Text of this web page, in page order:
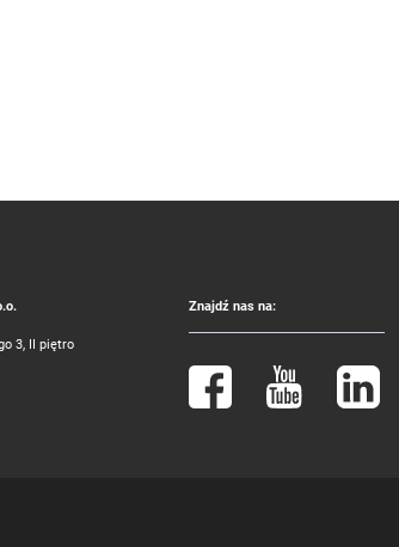
3, II piętro
Znajdź nas na: